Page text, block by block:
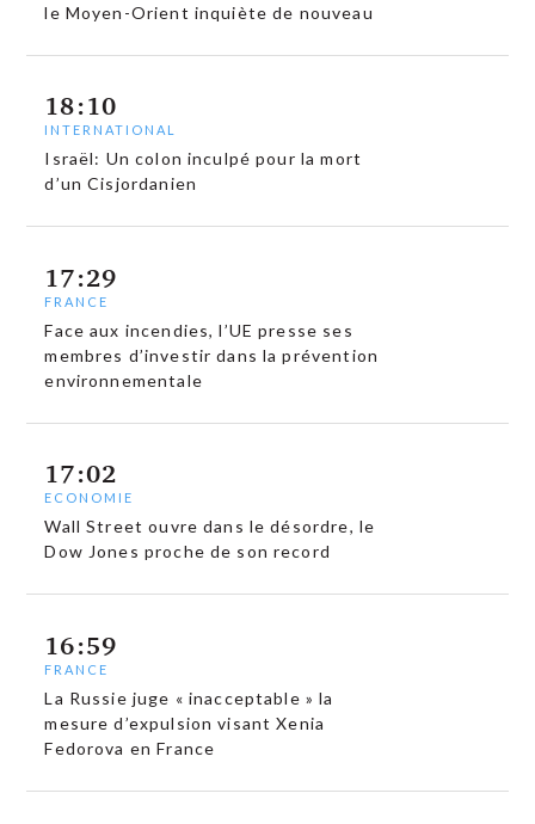
le Moyen-Orient inquiète de nouveau
18:10
INTERNATIONAL
Israël: Un colon inculpé pour la mort
d’un Cisjordanien
17:29
FRANCE
Face aux incendies, l’UE presse ses
membres d’investir dans la prévention
environnementale
17:02
ECONOMIE
Wall Street ouvre dans le désordre, le
Dow Jones proche de son record
16:59
FRANCE
La Russie juge « inacceptable » la
mesure d’expulsion visant Xenia
Fedorova en France